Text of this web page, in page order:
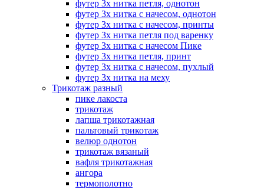
футер 3х нитка петля, однотон
футер 3х нитка с начесом, однотон
футер 3х нитка с начесом, принты
футер 3х нитка петля под варенку
футер 3х нитка с начесом Пике
футер 3х нитка петля, принт
футер 3х нитка с начесом, пухлый
футер 3х нитка на меху
Трикотаж разный
пике лакоста
трикотаж
лапша трикотажная
пальтовый трикотаж
велюр однотон
трикотаж вязаный
вафля трикотажная
ангора
термополотно